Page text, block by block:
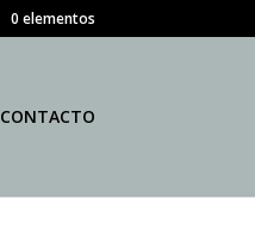
0 elementos
CONTACTO